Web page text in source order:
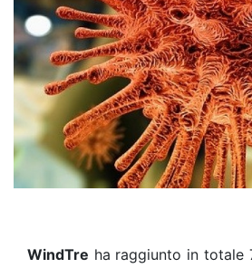
WindTre ha raggiunto in totale